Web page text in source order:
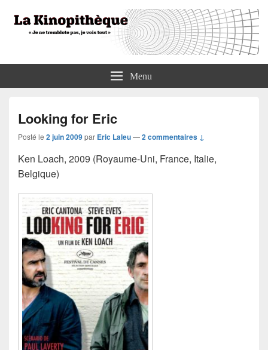
La KinopithèqueMenu
Looking for Eric
Posté le 2 juin 2009par Eric Laleu—2 commentaires ↓
Ken Loach, 2009 (Royaume-Uni, France, Italie,
Belgique)